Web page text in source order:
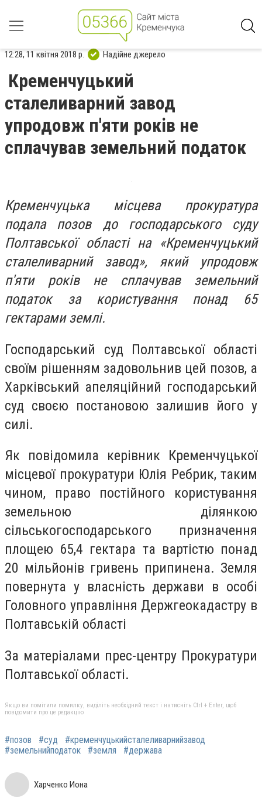
12:28, 11 квітня 2018 р. Надійне джерело
Кременчуцький
сталеливарний завод
упродовж п'яти років не
сплачував земельний податок
Кременчуцька місцева прокуратура
подала позов до господарського суду
Полтавської області на «Кременчуцький
сталеливарний завод», який упродовж
п'яти років не сплачував земельний
податок за користування понад 65
гектарами землі.
Господарський суд Полтавської області
своїм рішенням задовольнив цей позов, а
Харківський апеляційний господарський
суд своєю постановою залишив його у
силі.
Як повідомила керівник Кременчуцької
місцевої прокуратури Юлія Ребрик, таким
чином, право постійного користування
земельною ділянкою
сільськогосподарського призначення
площею 65,4 гектара та вартістю понад
20 мільйонів гривень припинена. Земля
повернута у власність держави в особі
Головного управління Держгеокадастру в
Полтавській області
За матеріалами прес-центру Прокуратури
Полтавської області.
Якщо ви помітили помилку, виділіть необхідний текст і натисніть Ctrl + Enter, щоб
повідомити про це редакцію
#позов #суд
#кременчуцькийсталеливарнийзавод
#земельнийподаток
#земля #держава
Харченко Иона